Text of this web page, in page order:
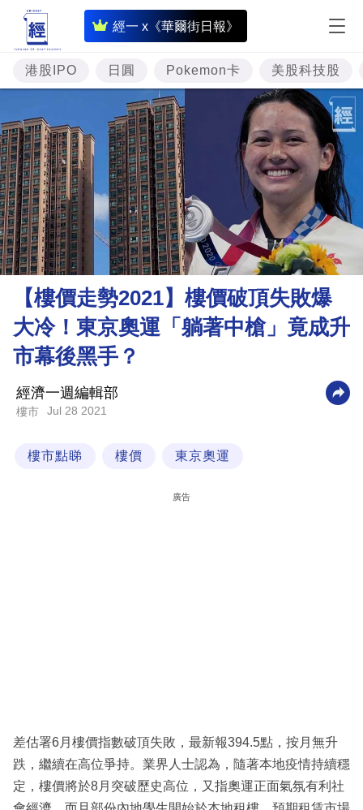
經一 x《華爾街日報》
即
時
財
經
專
題
投
資
樓
市
理
財
商
業
科
技
港股IPO 日圓 Pokemon卡 美股科技股
【樓價走勢2021】樓價破頂失敗爆
大冷！東京奧運「躺著中槍」竟成升
市幕後黑手？
經濟一週編輯部
樓市 Jul 28 2021
樓市點睇 樓價 東京奧運
廣告
差估署6月樓價指數破頂失敗，最新報394.5點，按月無升
跌，繼續在高位爭持。業界人士認為，隨著本地疫情持續穩
定，樓價將於8月突破歷史高位，又指奧運正面氣氛有利社